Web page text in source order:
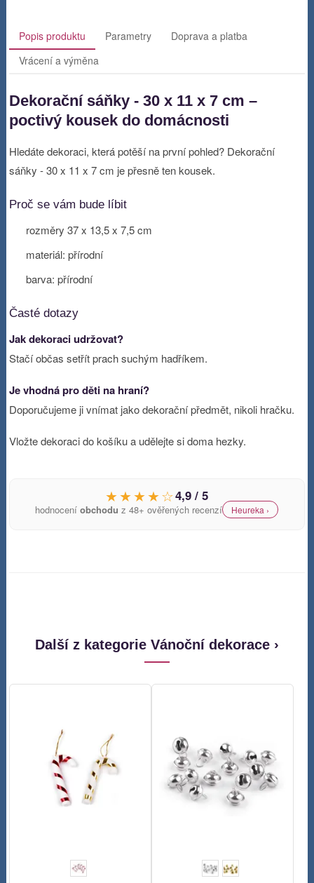
Popis produktu Parametry
Doprava a platba
Vrácení a výměna
Dekorační sáňky - 30 x 11 x 7 cm –
poctivý kousek do domácnosti
Hledáte dekoraci, která potěší na první pohled? Dekorační
sáňky - 30 x 11 x 7 cm je přesně ten kousek.
Proč se vám bude líbit
rozměry 37 x 13,5 x 7,5 cm
materiál: přírodní
barva: přírodní
Časté dotazy
Jak dekoraci udržovat?
Stačí občas setřít prach suchým hadříkem.
Je vhodná pro děti na hraní?
Doporučujeme ji vnímat jako dekorační předmět, nikoli hračku.
Vložte dekoraci do košíku a udělejte si doma hezky.
★★★★☆4,9 / 5
hodnoceníobchodu z 48+ ověřených recenzí Heureka ›
Další z kategorie Vánoční dekorace ›